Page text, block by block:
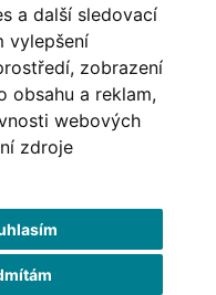
a další sledovací
vylepšení
zobrazení
obsahu a reklam,
webových
zdroje